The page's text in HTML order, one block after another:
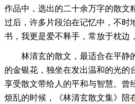
作品中，选出的二十余万字的散文
过后，许多片段泊在记忆中，不时
书，我更是爱不释手，常放于枕边
林清玄的散文，最适合在平静
的金银花，独坐在发出温和的光的
享受散文带给人的平和与智慧。曾
烦乱的时候，《林清玄散文集》陪